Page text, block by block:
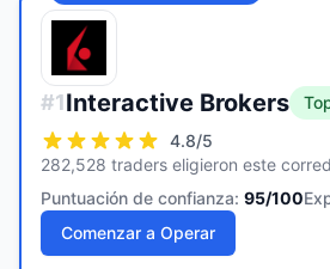
#1Interactive Brokers
4.8/5
282,528 traders eligieron este
Puntuación de confianza: 95/100
Comenzar a Operar